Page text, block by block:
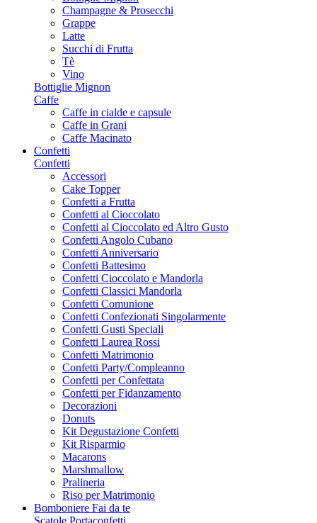
Champagne & Prosecchi
Grappe
Latte
Succhi di Frutta
Tè
Vino
Bottiglie Mignon
Caffe
Caffe in cialde e capsule
Caffe in Grani
Caffe Macinato
Confetti
Confetti
Accessori
Cake Topper
Confetti a Frutta
Confetti al Cioccolato
Confetti al Cioccolato ed Altro Gusto
Confetti Angolo Cubano
Confetti Anniversario
Confetti Battesimo
Confetti Cioccolato e Mandorla
Confetti Classici Mandorla
Confetti Comunione
Confetti Confezionati Singolarmente
Confetti Gusti Speciali
Confetti Laurea Rossi
Confetti Matrimonio
Confetti Party/Compleanno
Confetti per Confettata
Confetti per Fidanzamento
Decorazioni
Donuts
Kit Degustazione Confetti
Kit Risparmio
Macarons
Marshmallow
Pralineria
Riso per Matrimonio
Bomboniere Fai da te
Scatole Portaconfetti